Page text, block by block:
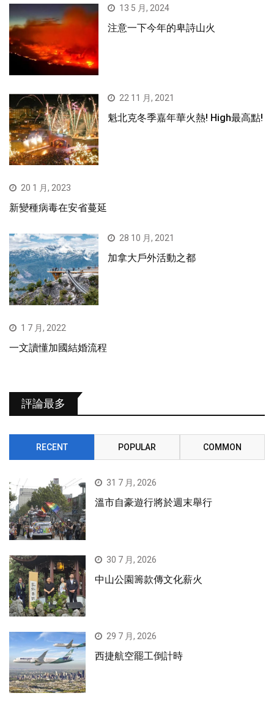
13 5 月, 2024
注意一下今年的卑詩山火
22 11 月, 2021
魁北克冬季嘉年華火熱! High最高點!
20 1 月, 2023
新變種病毒在安省蔓延
28 10 月, 2021
加拿大戶外活動之都
1 7 月, 2022
一文讀懂加國結婚流程
評論最多
RECENT POPULAR COMMON
31 7 月, 2026
溫市自豪遊行將於週末舉行
30 7 月, 2026
中山公園籌款傳文化薪火
29 7 月, 2026
西捷航空罷工倒計時